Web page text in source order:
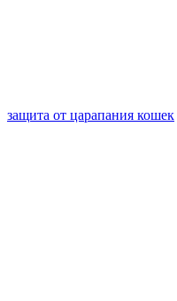
защита от царапания кошек